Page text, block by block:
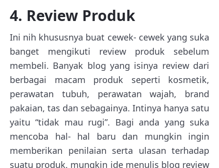
4. Review Produk
Ini nih khususnya buat cewek- cewek yang suka
banget mengikuti review produk sebelum
membeli. Banyak blog yang isinya review dari
berbagai macam produk seperti kosmetik,
perawatan tubuh, perawatan wajah, brand
pakaian, tas dan sebagainya. Intinya hanya satu
yaitu “tidak mau rugi”. Bagi anda yang suka
mencoba hal- hal baru dan mungkin ingin
memberikan penilaian serta ulasan terhadap
suatu produk, mungkin ide menulis blog review